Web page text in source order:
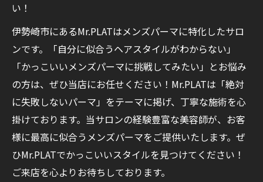
い！
伊勢崎市にあるMr.PLATはメンズパーマに特化したサロ
ンです。「自分に似合うヘアスタイルがわからない」
「かっこいいメンズパーマに挑戦してみたい」とお悩み
の方は、ぜひ当店にお任せください！Mr.PLATは「絶対
に失敗しないパーマ」をテーマに掲げ、丁寧な施術を心
掛けております。当サロンの経験豊富な美容師が、お客
様に最高に似合うメンズパーマをご提供いたします。ぜ
ひMr.PLATでかっこいいスタイルを見つけてください！
ご来店を心よりお待ちしております。